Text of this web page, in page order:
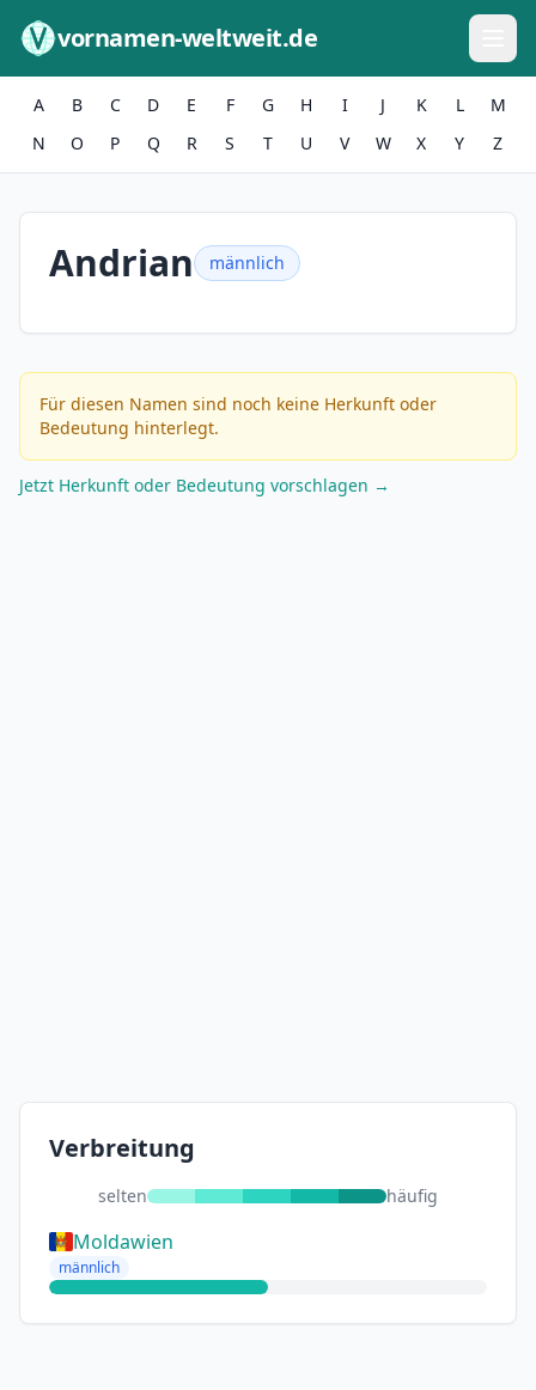
vornamen-weltweit.de
A B C D E F G H I J K L
M
N
O P Q R S T U V W X Y Z
Andrian männlich
Für diesen Namen sind noch keine Herkunft oder
Bedeutung hinterlegt.
Jetzt Herkunft oder Bedeutung vorschlagen →
Verbreitung
selten häufig
Moldawien
männlich